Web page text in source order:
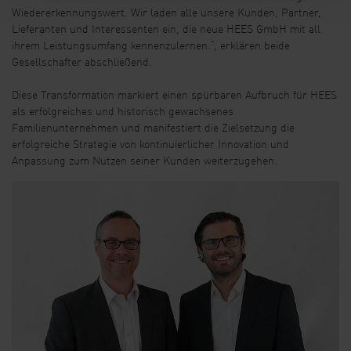
Wiedererkennungswert. Wir laden alle unsere Kunden, Partner,
Lieferanten und Interessenten ein, die neue HEES GmbH mit all
ihrem Leistungsumfang kennenzulernen.“, erklären beide
Gesellschafter abschließend.
Diese Transformation markiert einen spürbaren Aufbruch für HEES
als erfolgreiches und historisch gewachsenes
Familienunternehmen und manifestiert die Zielsetzung die
erfolgreiche Strategie von kontinuierlicher Innovation und
Anpassung zum Nutzen seiner Kunden weiterzugehen.